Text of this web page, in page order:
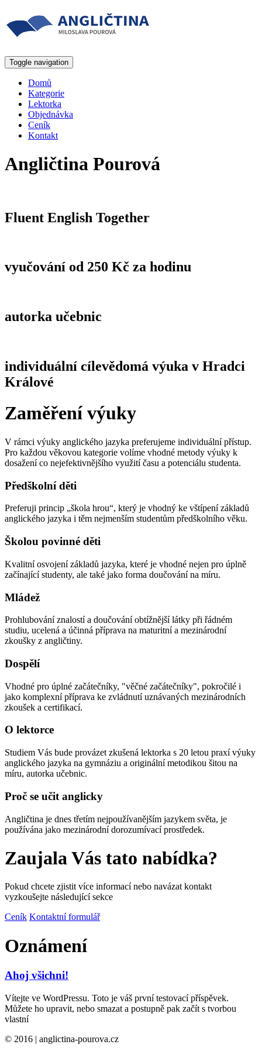
Toggle navigation
Domů
Kategorie
Lektorka
Objednávka
Ceník
Kontakt
Angličtina Pourová
Fluent English Together
vyučování od 250 Kč za hodinu
autorka učebnic
individuální cílevědomá výuka v Hradci
Králové
Zaměření výuky
V rámci výuky anglického jazyka preferujeme individuální přístup.
Pro každou věkovou kategorie volíme vhodné metody výuky k
dosažení co nejefektivnějšího využití času a potenciálu studenta.
Předškolní děti
Preferuji princip „škola hrou“, který je vhodný ke vštípení základů
anglického jazyka i těm nejmenším studentům předškolního věku.
Školou povinné děti
Kvalitní osvojení základů jazyka, které je vhodné nejen pro úplně
začínající studenty, ale také jako forma doučování na míru.
Mládež
Prohlubování znalostí a doučování obtížnější látky při řádném
studiu, ucelená a účinná příprava na maturitní a mezinárodní
zkoušky z angličtiny.
Dospělí
Vhodné pro úplné začátečníky, "věčné začátečníky", pokročilé i
jako komplexní příprava ke zvládnutí uznávaných mezinárodních
zkoušek a certifikací.
O lektorce
Studiem Vás bude provázet zkušená lektorka s 20 letou praxí výuky
anglického jazyka na gymnáziu a originální metodikou šitou na
míru, autorka učebnic.
Proč se učit anglicky
Angličtina je dnes třetím nejpoužívanějším jazykem světa, je
používána jako mezinárodní dorozumívací prostředek.
Zaujala Vás tato nabídka?
Pokud chcete zjistit více informací nebo navázat kontakt
vyzkoušejte následující sekce
Ceník Kontaktní formulář
Oznámení
Ahoj všichni!
Vítejte ve WordPressu. Toto je váš první testovací příspěvek.
Můžete ho upravit, nebo smazat a postupně pak začít s tvorbou
vlastní
© 2016 | anglictina-pourova.cz